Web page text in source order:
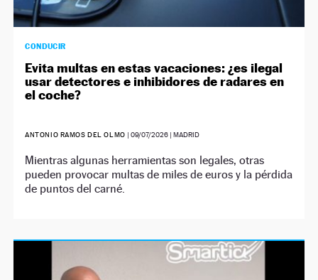
CONDUCIR
Evita multas en estas vacaciones: ¿es ilegal
usar detectores e inhibidores de radares en
el coche?
ANTONIO RAMOS DEL OLMO |09/07/2026 | MADRID
Mientras algunas herramientas son legales, otras
pueden provocar multas de miles de euros y la pérdida
de puntos del carné.